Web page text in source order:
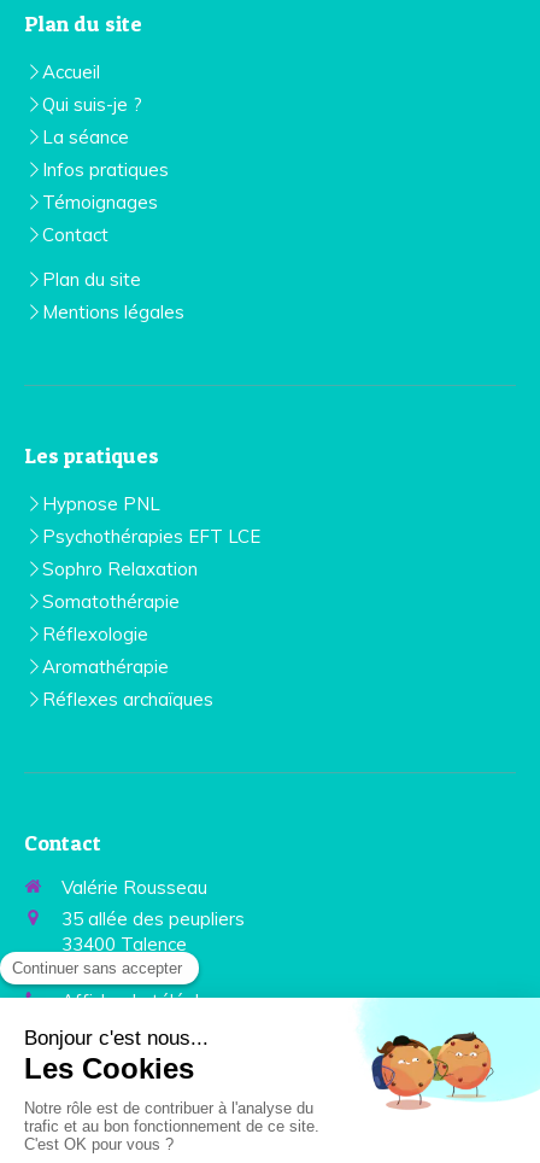
Plan du site
Accueil
Qui suis-je ?
La séance
Infos pratiques
Témoignages
Contact
Plan du site
Mentions légales
Les pratiques
Hypnose PNL
Psychothérapies EFT LCE
Sophro Relaxation
Somatothérapie
Réflexologie
Aromathérapie
Réflexes archaïques
Contact
Valérie Rousseau
35 allée des peupliers
33400 Talence
France
Afficher le téléphone
Prendre rendez-vous